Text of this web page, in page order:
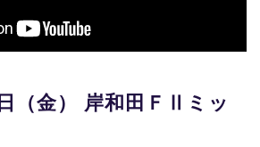
（金） 岸和田ＦⅡミッ